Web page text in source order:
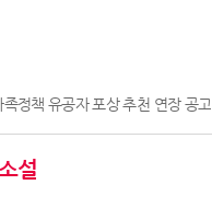
정책 유공자 포상 추천 연장 공고
설